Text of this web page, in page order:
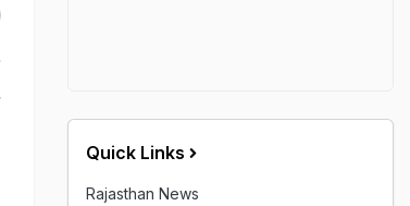
Quick Links
Rajasthan News